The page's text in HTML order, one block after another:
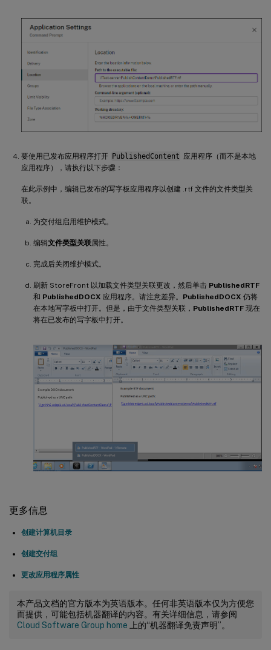
要使用已发布应用程序打开 PublishedContent 应用程序（而不是本地
应用程序），请执行以下步骤：
在此示例中，编辑已发布的写字板应用程序以创建 .rtf 文件的文件类型关
联。
为交付组启用维护模式。
编辑文件类型关联属性。
完成后关闭维护模式。
刷新 StoreFront 以加载文件类型关联更改，然后单击 PublishedRTF
和 PublishedDOCX 应用程序。请注意差异。 PublishedDOCX 仍将
在本地写字板中打开。但是，由于文件类型关联， PublishedRTF 现在
将在已发布的写字板中打开。
更多信息
创建计算机目录
创建交付组
更改应用程序属性
本产品文档的官方版本为英语版本。任何非英语版本仅为方便您
而提供，可能包括机器翻译的内容。有关详细信息，请参阅
Cloud Software Group home 上的“机器翻译免责声明”。